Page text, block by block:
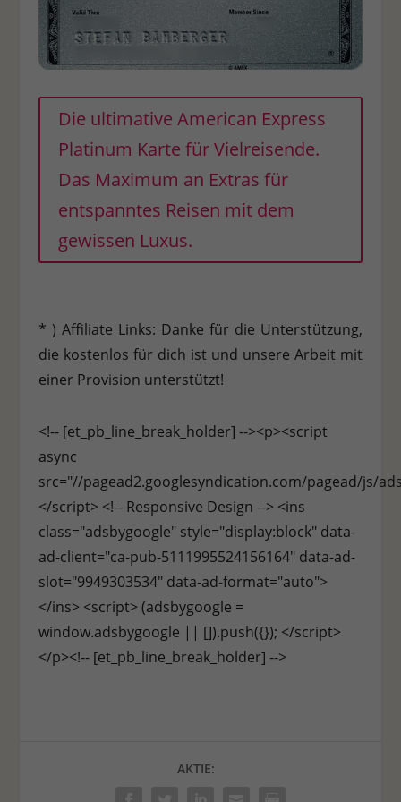
Die ultimative American Express
Platinum Karte für Vielreisende.
Das Maximum an Extras für
entspanntes Reisen mit dem
gewissen Luxus.
* ) Affiliate Links: Danke für die Unterstützung,
die kostenlos für dich ist und unsere Arbeit mit
einer Provision unterstützt!
<!-- [et_pb_line_break_holder] --><p><script
async
src="//pagead2.googlesyndication.com/pagead/js/
</script> <!-- Responsive Design --> <ins
class="adsbygoogle" style="display:block" data-
ad-client="ca-pub-5111995524156164" data-ad-
slot="9949303534" data-ad-format="auto">
</ins> <script> (adsbygoogle =
window.adsbygoogle || []).push({}); </script>
</p><!-- [et_pb_line_break_holder] -->
AKTIE: